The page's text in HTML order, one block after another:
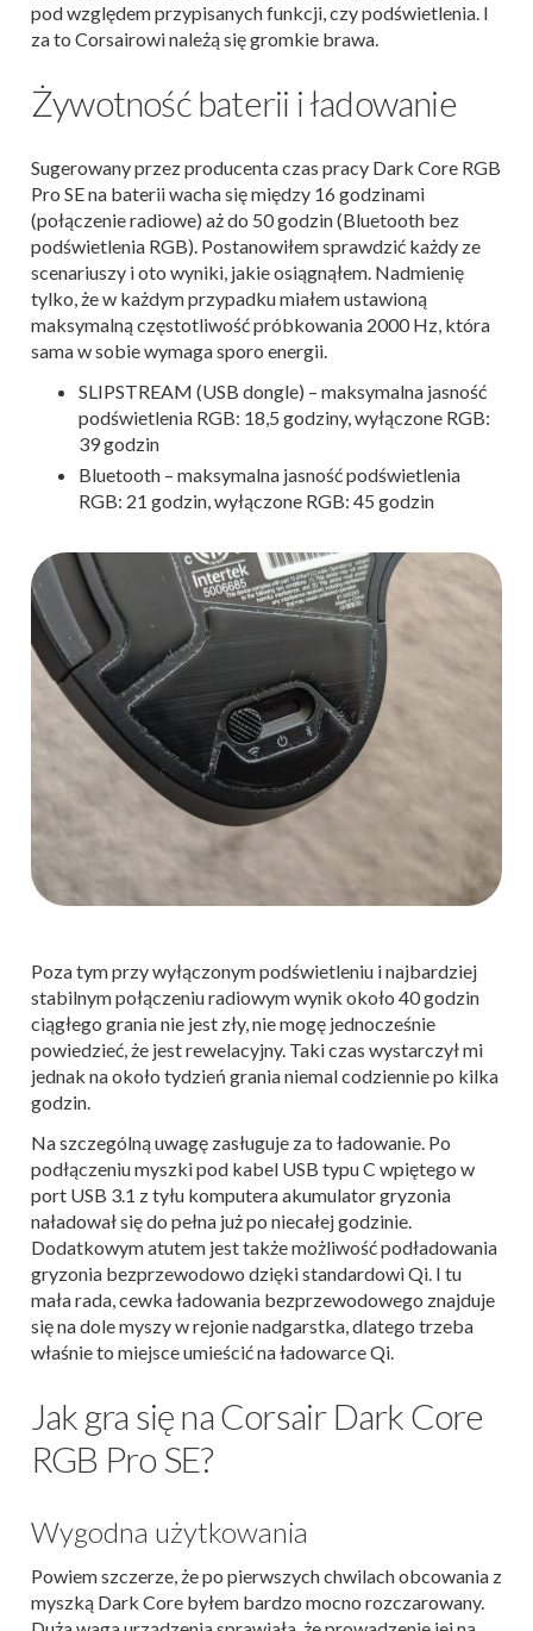
pod względem przypisanych funkcji, czy podświetlenia. I
za to Corsairowi należą się gromkie brawa.
Żywotność baterii i ładowanie
Sugerowany przez producenta czas pracy Dark Core RGB
Pro SE na baterii wacha się między 16 godzinami
(połączenie radiowe) aż do 50 godzin (Bluetooth bez
podświetlenia RGB). Postanowiłem sprawdzić każdy ze
scenariuszy i oto wyniki, jakie osiągnąłem. Nadmienię
tylko, że w każdym przypadku miałem ustawioną
maksymalną częstotliwość próbkowania 2000 Hz, która
sama w sobie wymaga sporo energii.
SLIPSTREAM (USB dongle) – maksymalna jasność
podświetlenia RGB: 18,5 godziny, wyłączone RGB:
39 godzin
Bluetooth – maksymalna jasność podświetlenia
RGB: 21 godzin, wyłączone RGB: 45 godzin
Poza tym przy wyłączonym podświetleniu i najbardziej
stabilnym połączeniu radiowym wynik około 40 godzin
ciągłego grania nie jest zły, nie mogę jednocześnie
powiedzieć, że jest rewelacyjny. Taki czas wystarczył mi
jednak na około tydzień grania niemal codziennie po kilka
godzin.
Na szczególną uwagę zasługuje za to ładowanie. Po
podłączeniu myszki pod kabel USB typu C wpiętego w
port USB 3.1 z tyłu komputera akumulator gryzonia
naładował się do pełna już po niecałej godzinie.
Dodatkowym atutem jest także możliwość podładowania
gryzonia bezprzewodowo dzięki standardowi Qi. I tu
mała rada, cewka ładowania bezprzewodowego znajduje
się na dole myszy w rejonie nadgarstka, dlatego trzeba
właśnie to miejsce umieścić na ładowarce Qi.
Jak gra się na Corsair Dark Core
RGB Pro SE?
Wygodna użytkowania
Powiem szczerze, że po pierwszych chwilach obcowania z
myszką Dark Core byłem bardzo mocno rozczarowany.